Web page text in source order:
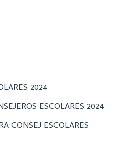
2024
ESCOLARES 2024
CONSEJ ESCOLARES